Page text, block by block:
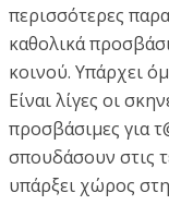
περισσότερες
καθολικά
κοινού. Υπάρχει
Είναι λίγες οι
προσβάσιμες για
σπουδάσουν στις
υπάρξει χώρος